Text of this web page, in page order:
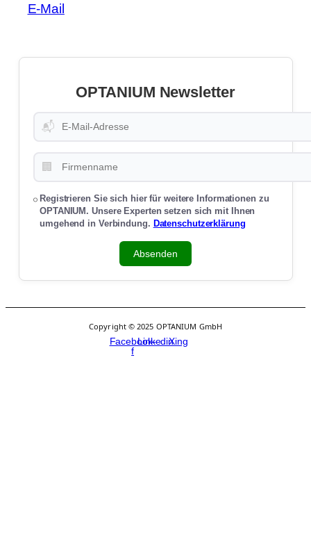
E-Mail
OPTANIUM Newsletter
📬
🏢
Registrieren Sie sich hier für weitere Informationen zu
OPTANIUM. Unsere Experten setzen sich mit Ihnen
umgehend in Verbindung. Datenschutzerklärung
Absenden
Copyright © 2025 OPTANIUM GmbH
Facebook-
f
LinkedinXing